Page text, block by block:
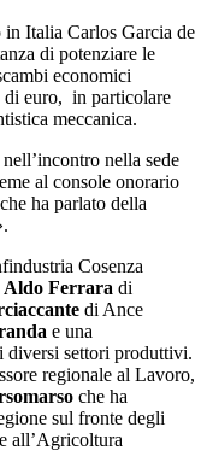
in Italia Carlos Garcia de
di potenziare le
economici
di euro, in particolare
meccanica.
nella sede
al console onorario
ha parlato della
Cosenza
Aldo Ferrara di
di Ance
e una
diversi settori produttivi.
regionale al Lavoro,
che ha
sul fronte degli
all’Agricoltura